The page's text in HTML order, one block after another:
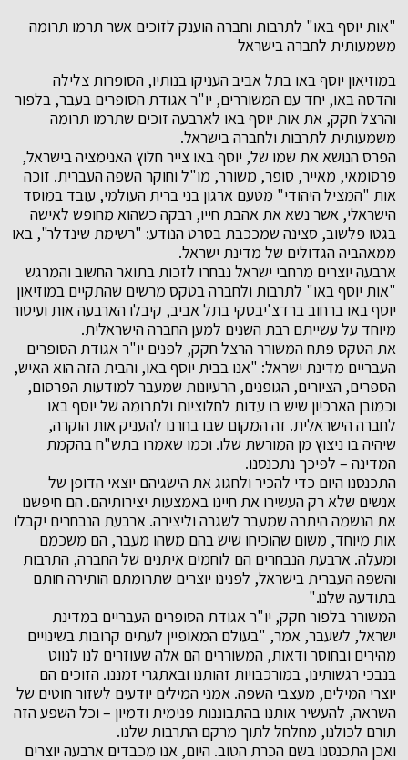
"אות יוסף באו" לתרבות וחברה הוענק לזוכים אשר תרמו תרומה
משמעותית לחברה בישראל
במוזיאון יוסף באו בתל אביב העניקו בנותיו, הסופרות צלילה
והדסה באו, יחד עם המשוררים, יו"ר אגודת הסופרים בעבר, בלפור
והרצל חקק, את אות יוסף באו לארבעה זוכים שתרמו תרומה
משמעותית לתרבות ולחברה בישראל.
הפרס הנושא את שמו של, יוסף באו צייר חלוץ האנימציה בישראל,
פרסומאי, מאייר, סופר, משורר, מו"ל וחוקר השפה העברית. זוכה
אות "המציל היהודי" מטעם ארגון בני ברית העולמי, עובד במוסד
הישראלי, אשר נשא את אהבת חייו, רבקה כשהוא מחופש לאישה
בגטו פלשוב, סצינה שמככבת בסרט הנודע: "רשימת שינדלר", באו
ממאהביה הגדולים של מדינת ישראל.
ארבעה יוצרים מרחבי ישראל נבחרו לזכות בתואר החשוב והמרגש
"אות יוסף באו" לתרבות ולחברה בטקס מרשים שהתקיים במוזיאון
יוסף באו ברחוב ברדצ'יבסקי בתל אביב, קיבלו הארבעה אות ועיטור
מיוחד על עשייתם רבת השנים למען החברה הישראלית.
את הטקס פתח המשורר הרצל חקק, לפנים יו"ר אגודת הסופרים
העבריים מדינת ישראל: "אנו בבית יוסף באו, והבית הזה הוא האיש,
הספרים, הציורים, הגופנים, הרעיונות שמעבר למודעות הפרסום,
וכמובן הארכיון שיש בו עדות לחלוציות ולתרומה של יוסף באו
לחברה הישראלית. זה המקום שבו בחרנו להעניק אות הוקרה,
שיהיה בו ניצוץ מן המורשת שלו. וכמו שאמרו בתש"ח בהקמת
המדינה – לפיכך נתכנסנו.
התכנסנו היום כדי להכיר ולחגוג את הישגיהם יוצאי הדופן של
אנשים שלא רק העשירו את חיינו באמצעות יצירותיהם. הם חיפשנו
את הנשמה היתרה שמעבר לשגרה וליצירה. ארבעת הנבחרים יקבלו
אות מיוחד, משום שהוכיחו שיש בהם משהו מעֵבר, הם משכמם
ומעלה. ארבעת הנבחרים הם לוחמים איתנים של החברה, התרבות
והשפה העברית בישראל, לפנינו יוצרים שתרומתם הותירה חותם
בתודעה שלנו."
המשורר בלפור חקק, יו"ר אגודת הסופרים העבריים במדינת
ישראל, לשעבר, אמר, "בעולם המאופיין לעתים קרובות בשינויים
מהירים ובחוסר ודאות, המשוררים הם אלה שעוזרים לנו לנווט
בנבכי רגשותינו, במורכבויות זהותנו ובאתגרי זמננו. הזוכים הם
יוצרי המילים, מעצבי השפה. אמני המילים יודעים לשזור חוטים של
השראה, להעשיר אותנו בהתבוננות פנימית ודמיון – וכל השפע הזה
תורם לכולנו, מחלחל לתוך מרקם התרבות שלנו.
ואכן התכנסנו בשם הכרת הטוב. היום, אנו מכבדים ארבעה יוצרים